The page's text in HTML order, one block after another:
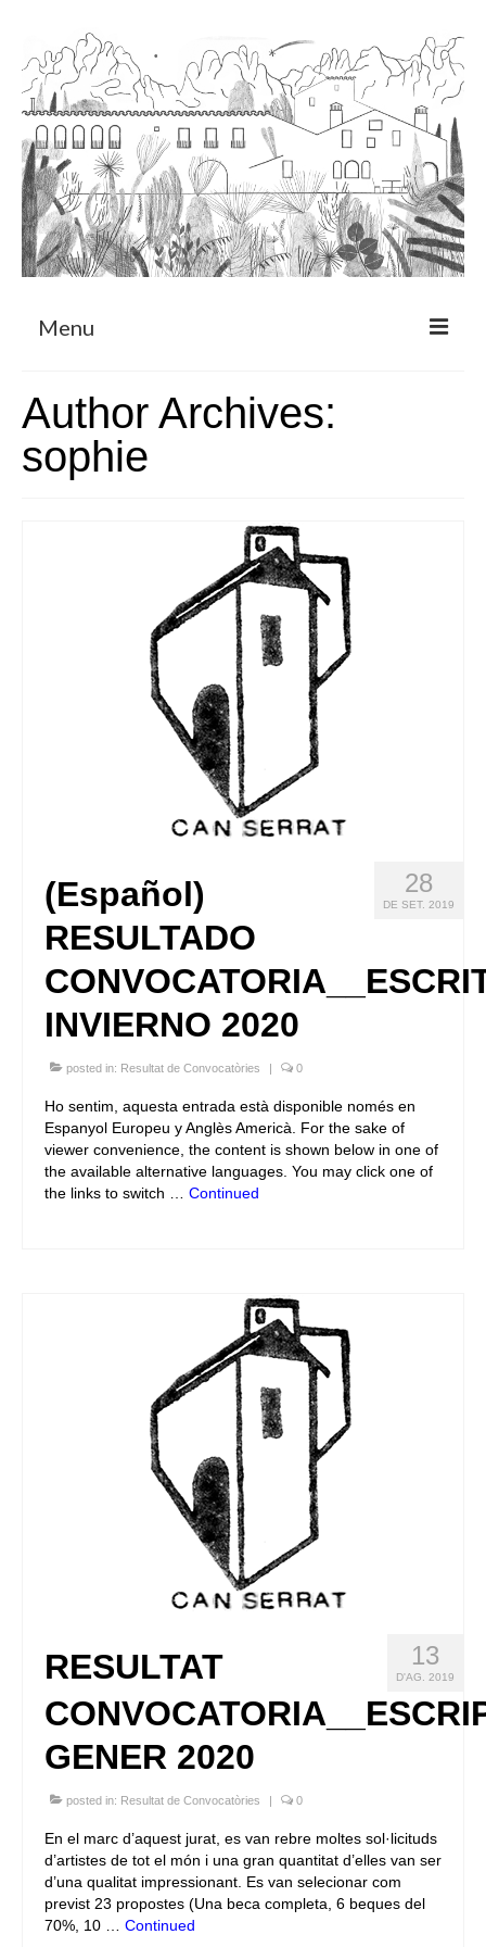
Menu
Programa de Residència
CRUCERO
Author Archives:
sophie
28
DE SET. 2019
(Español)
RESULTADO
INVIERNO 2020
posted in: Resultat de Convocatòries | 0
Ho sentim, aquesta entrada està disponible només en
Espanyol Europeu y Anglès Americà. For the sake of
viewer convenience, the content is shown below in one of
the available alternative languages. You may click one of
the links to switch … Continued
13
D'AG. 2019
RESULTAT
GENER 2020
posted in: Resultat de Convocatòries | 0
En el marc d’aquest jurat, es van rebre moltes sol·licituds
d’artistes de tot el món i una gran quantitat d’elles van ser
d’una qualitat impressionant. Es van selecionar com
previst 23 propostes (Una beca completa, 6 beques del
70%, 10 … Continued